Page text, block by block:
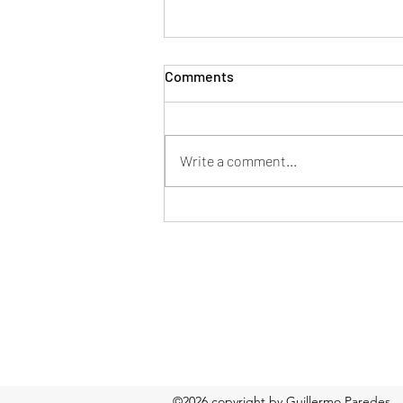
Mentor en tu nueva pega
Comments
Write a comment...